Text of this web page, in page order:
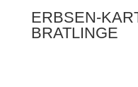
ERBSEN-
BRATLINGE